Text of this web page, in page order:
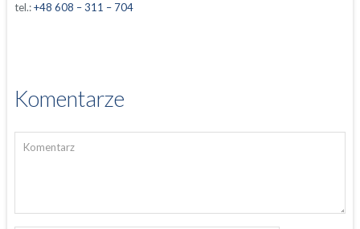
tel.:+48 608 – 311 – 704
Komentarze